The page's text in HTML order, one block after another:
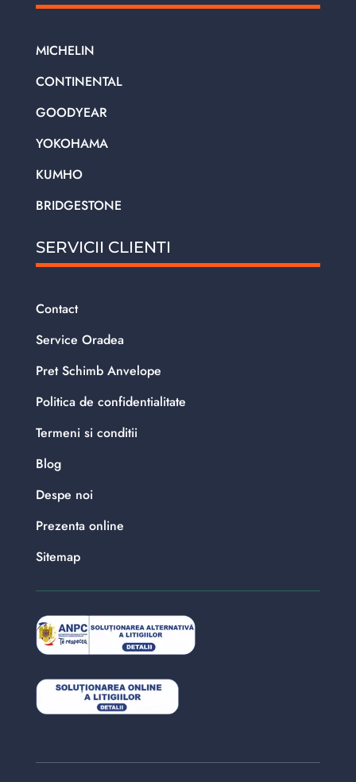
MICHELIN
CONTINENTAL
GOODYEAR
YOKOHAMA
KUMHO
BRIDGESTONE
SERVICII CLIENTI
Contact
Service Oradea
Pret Schimb Anvelope
Politica de confidentialitate
Termeni si conditii
Blog
Despe noi
Prezenta online
Sitemap